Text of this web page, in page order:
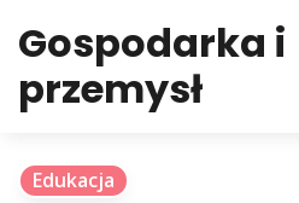
Gospodarka i
przemysł
Edukacja